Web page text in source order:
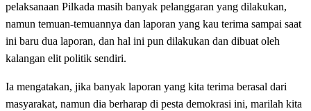
pelaksanaan Pilkada masih banyak pelanggaran yang dilakukan,
namun temuan-temuannya dan laporan yang kau terima sampai saat
ini baru dua laporan, dan hal ini pun dilakukan dan dibuat oleh
kalangan elit politik sendiri.
Ia mengatakan, jika banyak laporan yang kita terima berasal dari
masyarakat, namun dia berharap di pesta demokrasi ini, marilah kita